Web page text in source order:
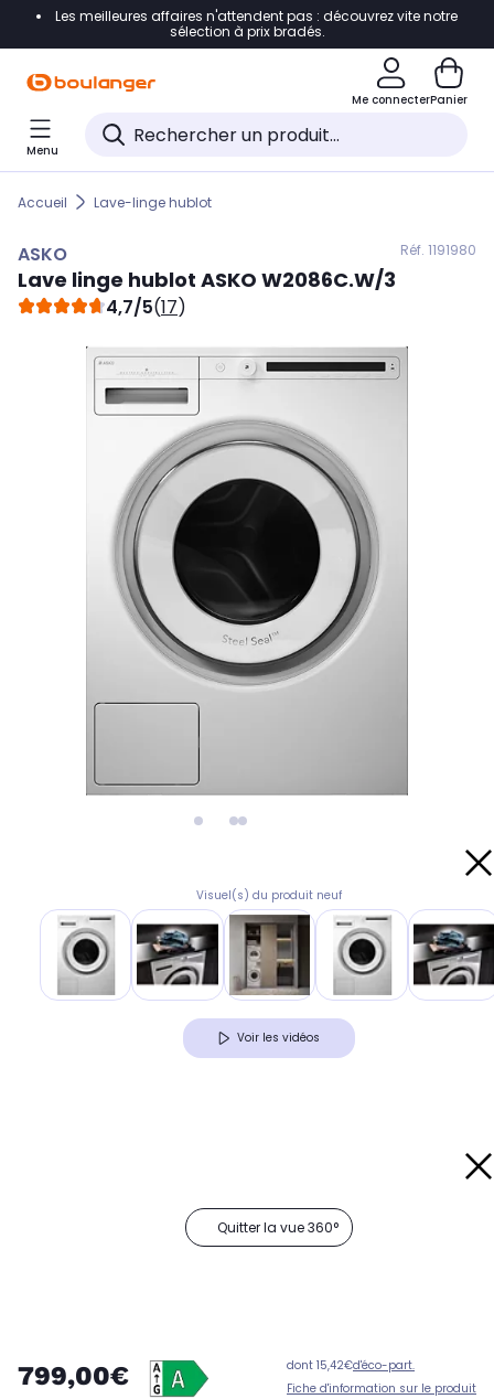
Accéder directement à la navigation
Accéder directement au pied de page
Accéder directement au chatbot
Les meilleures affaires n'attendent pas : découvrez vite notre
sélection à prix bradés.
Me connecterPanier
Menu
Accueil Lave-linge hublot
ASKO Réf. 1191980
Lave linge hublot ASKO W2086C.W/3
4,7/5(17)
Visuel(s) du produit neuf
Voir les vidéos
Quitter la vue 360°
799,00€ dont 15,42€d'éco-part.
Fiche d'information sur le produit